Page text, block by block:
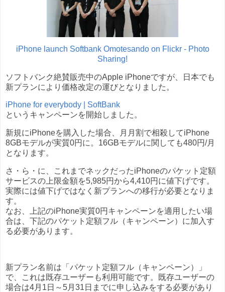
iPhone launch Softbank Omotesando on Flickr - Photo
Sharing!
ソフトバンク絶賛販売中のApple iPhoneですが、日本でも
新プランにより価格改定の運びとなりました。
iPhone for everybody | SoftBank
というキャンペーンを開始しました。
新規にiPhoneを購入した場合、月月割で相殺してiPhone
8GBモデルが実質0円に。16GBモデルに関しても480円/月
となります。
さ・ら・に、これまでネックだったiPhoneのパケット定額
サービスの上限金額を5,985円から4,410円に値下げです。
実際には値下げではなく新プランへの移行が必要となりま
す。
なお、上記のiPhone実質0円キャンペーンを適用したい場
合は、下記のパケット定額フル（キャンペーン）に加入す
る必要があります。
新プラン名前は「パケット定額フル（キャンペーン）」
で、これは既存ユーザーも利用可能です。既存ユーザーの
場合は4月1日～5月31日までに申し込みをする必要があり